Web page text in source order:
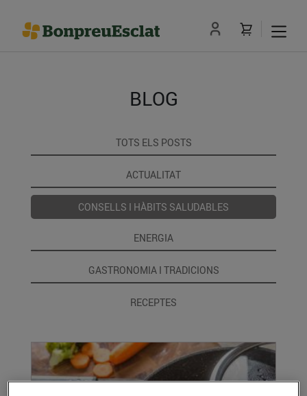
BLOG
TOTS ELS POSTS
ACTUALITAT
CONSELLS I HÀBITS SALUDABLES
ENERGIA
GASTRONOMIA I TRADICIONS
RECEPTES